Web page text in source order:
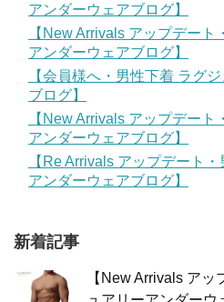
アンダーウェアブログ】
【New Arrivals アップデー
アンダーウェアブログ】
【会員様へ・男性下着 ラグ
ブログ】
【New Arrivals アップデー
アンダーウェアブログ】
【Re Arrivals アップデート
アンダーウェアブログ】
新着記事
【New Arrivals ア